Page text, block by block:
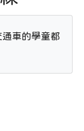
車的學童都